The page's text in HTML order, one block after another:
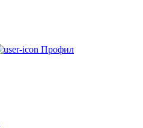
Профил